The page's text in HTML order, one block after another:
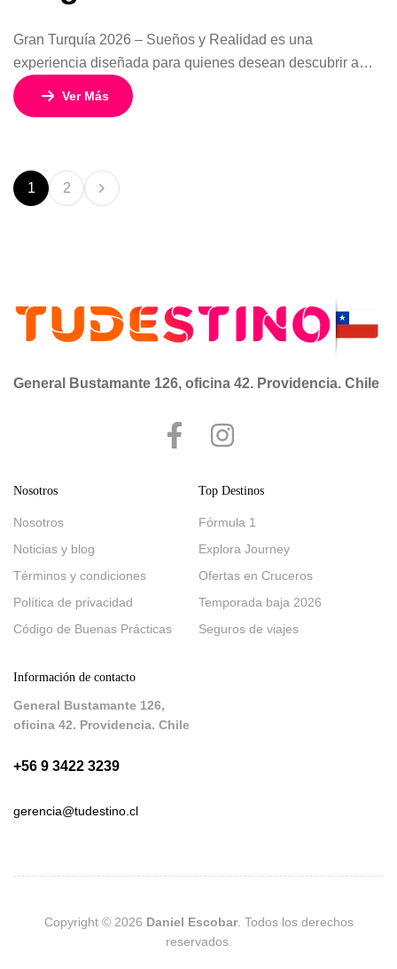
Gran Turquía 2026 – Sueños y Realidad es una
experiencia diseñada para quienes desean descubrir a
fondo la historia, cultura y paisajes increíbles de este
destino fascinante. Con un valor desde 707 USD, este
naturales. Las salidas están disponibles todos […]
Ver Más
1 2
General Bustamante 126, oficina 42. Providencia. Chile
Nosotros
Nosotros
Noticias y blog
Términos y condiciones
Política de privacidad
Código de Buenas Prácticas
Top Destinos
Fórmula 1
Explora Journey
Ofertas en Cruceros
Temporada baja 2026
Seguros de viajes
Información de contacto
General Bustamante 126,
oficina 42. Providencia. Chile
+56 9 3422 3239
gerencia@tudestino.cl
Copyright © 2026 Daniel Escobar. Todos los derechos
reservados.